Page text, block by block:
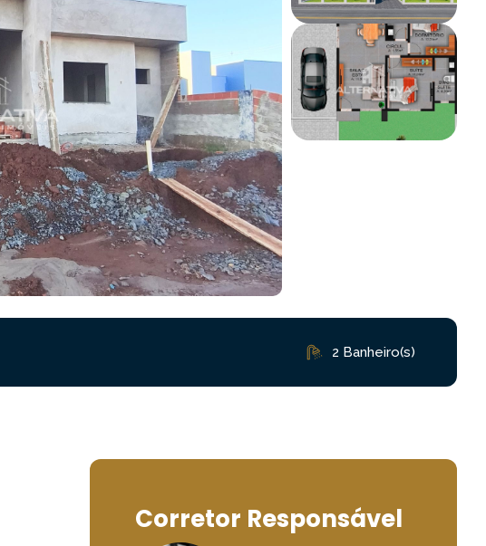
2 Banheiro(s)
Corretor Responsável